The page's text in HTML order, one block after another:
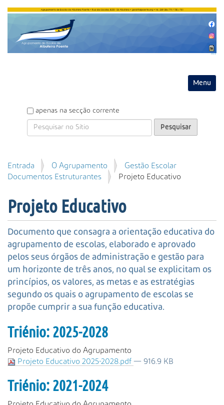
Toggle
P
e
i
s
apenas na secção corrente
P
e
u
s
A
v
a
n
ç
a
a
…
Entrada O Agrupamento
Gestão Escolar
Documentos Estruturantes
Projeto Educativo
Projeto Educativo
Documento que consagra a orientação educativa do
agrupamento de escolas, elaborado e aprovado
pelos seus órgãos de administração e gestão para
um horizonte de três anos, no qual se explicitam os
princípios, os valores, as metas e as estratégias
segundo os quais o agrupamento de escolas se
propõe cumprir a sua função educativa.
Triénio: 2025-2028
Projeto Educativo do Agrupamento
Projeto Educativo 2025-2028.pdf — 916.9 KB
Triénio: 2021-2024